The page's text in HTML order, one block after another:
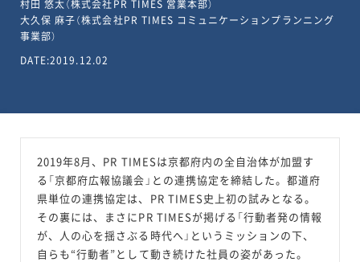
村田 悠太（株式会社PR TIMES 営業本部）
大久保 麻子（株式会社PR TIMES コミュニケーションプランニング
事業部）
DATE:2019.12.02
2019年8月、PR TIMESは京都府内の全自治体が加盟す
る「京都府広報協議会」との連携協定を締結した。都道府
県単位の連携協定は、PR TIMES史上初の試みとなる。
その裏には、まさにPR TIMESが掲げる「行動者発の情報
が、人の心を揺さぶる時代へ」というミッションの下、
自らも“行動者”として動き続けた社員の姿があった。